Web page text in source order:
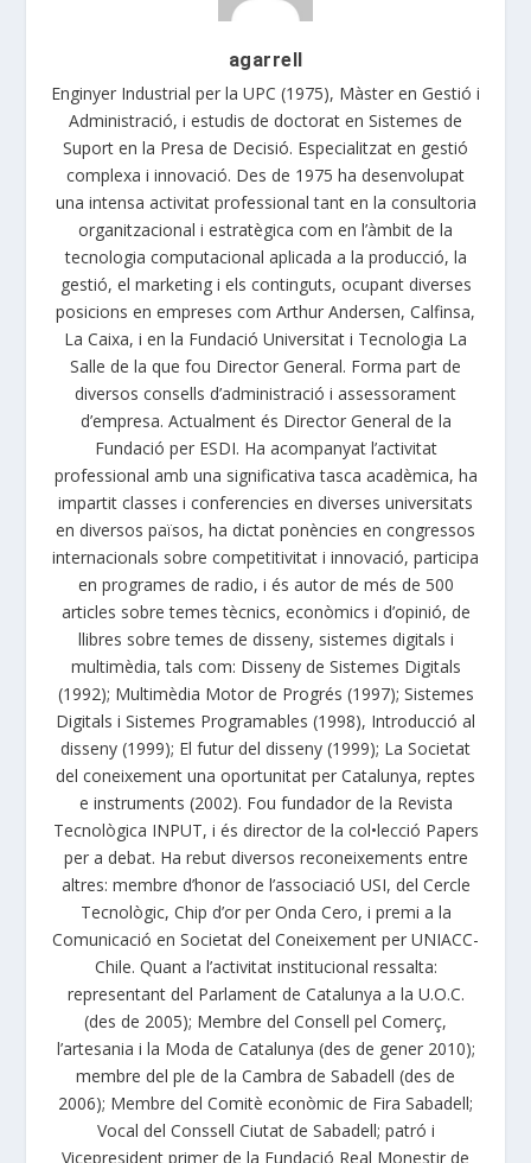
agarrell
Enginyer Industrial per la UPC (1975), Màster en Gestió i
Administració, i estudis de doctorat en Sistemes de
Suport en la Presa de Decisió. Especialitzat en gestió
complexa i innovació. Des de 1975 ha desenvolupat
una intensa activitat professional tant en la consultoria
organitzacional i estratègica com en l’àmbit de la
tecnologia computacional aplicada a la producció, la
gestió, el marketing i els continguts, ocupant diverses
posicions en empreses com Arthur Andersen, Calfinsa,
La Caixa, i en la Fundació Universitat i Tecnologia La
Salle de la que fou Director General. Forma part de
diversos consells d’administració i assessorament
d’empresa. Actualment és Director General de la
Fundació per ESDI. Ha acompanyat l’activitat
professional amb una significativa tasca acadèmica, ha
impartit classes i conferencies en diverses universitats
en diversos països, ha dictat ponències en congressos
internacionals sobre competitivitat i innovació, participa
en programes de radio, i és autor de més de 500
articles sobre temes tècnics, econòmics i d’opinió, de
llibres sobre temes de disseny, sistemes digitals i
multimèdia, tals com: Disseny de Sistemes Digitals
(1992); Multimèdia Motor de Progrés (1997); Sistemes
Digitals i Sistemes Programables (1998), Introducció al
disseny (1999); El futur del disseny (1999); La Societat
del coneixement una oportunitat per Catalunya, reptes
e instruments (2002). Fou fundador de la Revista
Tecnològica INPUT, i és director de la col•lecció Papers
per a debat. Ha rebut diversos reconeixements entre
altres: membre d’honor de l’associació USI, del Cercle
Tecnològic, Chip d’or per Onda Cero, i premi a la
Comunicació en Societat del Coneixement per UNIACC-
Chile. Quant a l’activitat institucional ressalta:
representant del Parlament de Catalunya a la U.O.C.
(des de 2005); Membre del Consell pel Comerç,
l’artesania i la Moda de Catalunya (des de gener 2010);
membre del ple de la Cambra de Sabadell (des de
2006); Membre del Comitè econòmic de Fira Sabadell;
Vocal del Conssell Ciutat de Sabadell; patró i
Vicepresident primer de la Fundació Real Monestir de